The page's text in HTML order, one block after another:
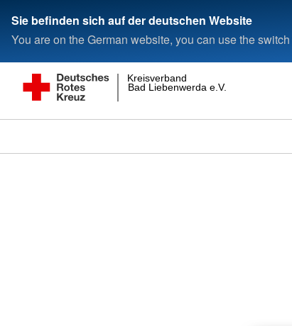
Sie befinden sich auf der deutschen Website
You are on the German website, you can use the
Bad Liebenwerda e.V.
Kreisverband